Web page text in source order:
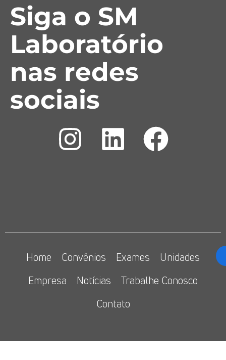
Siga o SM
Laboratório
nas redes
sociais
Home Convênios Exames
Unidades
Empresa
Notícias
Trabalhe Conosco
Contato